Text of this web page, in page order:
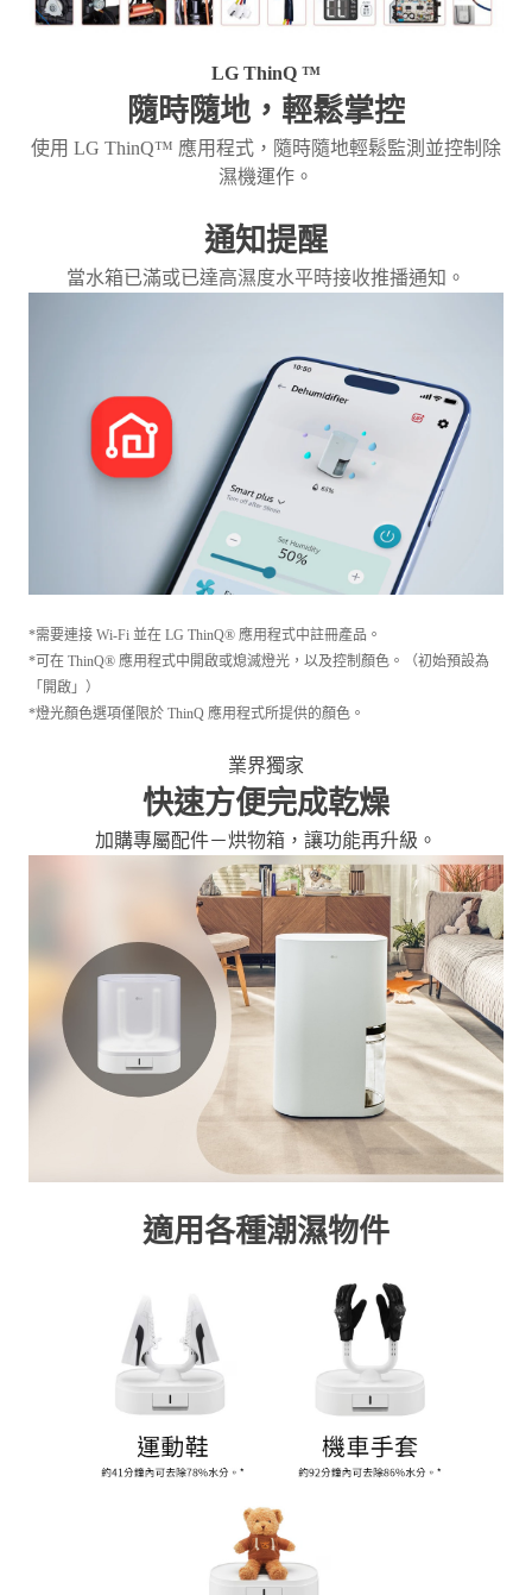
LG ThinQ ™
隨時隨地，輕鬆掌控
使用 LG ThinQ™ 應用程式，隨時隨地輕鬆監測並控制除
濕機運作。
通知提醒
當水箱已滿或已達高濕度水平時接收推播通知。
*需要連接 Wi-Fi 並在 LG ThinQ® 應用程式中註冊產品。
*可在 ThinQ® 應用程式中開啟或熄滅燈光，以及控制顏色。（初始預設為
「開啟」）
*燈光顏色選項僅限於 ThinQ 應用程式所提供的顏色。
業界獨家
快速方便完成乾燥
加購專屬配件－烘物箱，讓功能再升級。
適用各種潮濕物件